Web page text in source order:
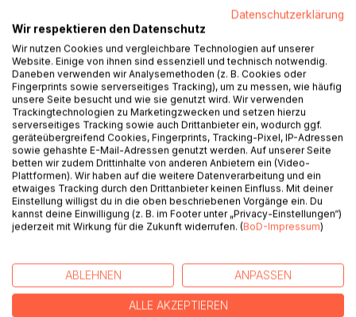
In nur acht Tagen zog die verruchte Floristin ihn in einen
teuflischen Bann und die Gedanken an sie rauben ihm nicht
nur den Schlaf, sondern regelrecht den Verstand. Pure
Besessenheit, von der es kein Entkommen gibt!
Emiliana hingegen flieht, als die Medien über die
Freilassung des Repo-Man aus Manhattan berichten, doch
sie unterschätzt ihre Situation.
Als sie mitten in der Nacht gefesselt und geknebelt
erwacht und nicht weiß, wo sie sich befindet, ist ihr sofort
bewusst, dass es sich um Rache handelt.
Was Emiliana jedoch unmöglich ahnen kann, ist, dass in den
Jeremy ist sich auf erschreckende Art und Weise sicher,
dass gewisse Grenzen längst überschritten wurden und
sein Entschluss steht fest!
Datenschutzerklärung
Wir respektieren den Datenschutz
Wir nutzen Cookies und vergleichbare Technologien auf unserer
Website. Einige von ihnen sind essenziell und technisch notwendig.
Daneben verwenden wir Analysemethoden (z. B. Cookies oder
Fingerprints sowie serverseitiges Tracking), um zu messen, wie häufig
unsere Seite besucht und wie sie genutzt wird. Wir verwenden
Trackingtechnologien zu Marketingzwecken und setzen hierzu
serverseitiges Tracking sowie auch Drittanbieter ein, wodurch ggf.
geräteübergreifend Cookies, Fingerprints, Tracking-Pixel, IP-Adressen
sowie gehashte E-Mail-Adressen genutzt werden. Auf unserer Seite
betten wir zudem Drittinhalte von anderen Anbietern ein (Video-
Plattformen). Wir haben auf die weitere Datenverarbeitung und ein
etwaiges Tracking durch den Drittanbieter keinen Einfluss. Mit deiner
Einstellung willigst du in die oben beschriebenen Vorgänge ein. Du
kannst deine Einwilligung (z. B. im Footer unter „Privacy-Einstellungen“)
jederzeit mit Wirkung für die Zukunft widerrufen. (BoD-Impressum)
ABLEHNEN ANPASSEN
ALLE AKZEPTIEREN